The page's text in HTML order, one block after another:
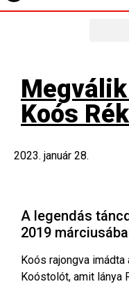
Koós
2023. január 28.
A legendás
2019
Koós rajongva imádta
Koóstolót, amit lánya